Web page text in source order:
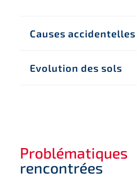
Causes accidentelles
Evolution des sols
Problématiques
rencontrées